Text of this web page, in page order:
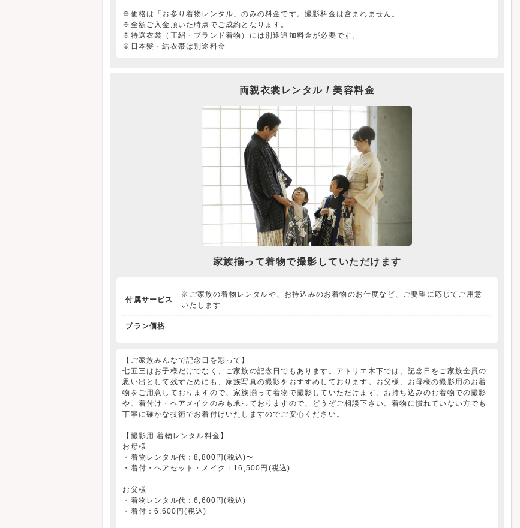
※価格は「お参り着物レンタル」のみの料金です。撮影料金は含まれません。
※全額ご入金頂いた時点でご成約となります。
※特選衣裳（正絹・ブランド着物）には別途追加料金が必要です。
※日本髪・結衣帯は別途料金
両親衣裳レンタル / 美容料金
家族揃って着物で撮影していただけます
付属サービス
※ご家族の着物レンタルや、お持込みのお着物のお仕度など、ご要望に応じてご用意
いたします
プラン価格
【ご家族みんなで記念日を彩って】
七五三はお子様だけでなく、ご家族の記念日でもあります。アトリエ木下では、記念日をご家族全員の
思い出として残すためにも、家族写真の撮影をおすすめしております。お父様、お母様の撮影用のお着
物をご用意しておりますので、家族揃って着物で撮影していただけます。お持ち込みのお着物での撮影
や、着付け・ヘアメイクのみも承っておりますので、どうぞご相談下さい。着物に慣れていない方でも
丁寧に確かな技術でお着付けいたしますのでご安心ください。
【撮影用 着物レンタル料金】
お母様
・着物レンタル代：8,800円(税込)〜
・着付・ヘアセット・メイク：16,500円(税込)
お父様
・着物レンタル代：6,600円(税込)
・着付：6,600円(税込)